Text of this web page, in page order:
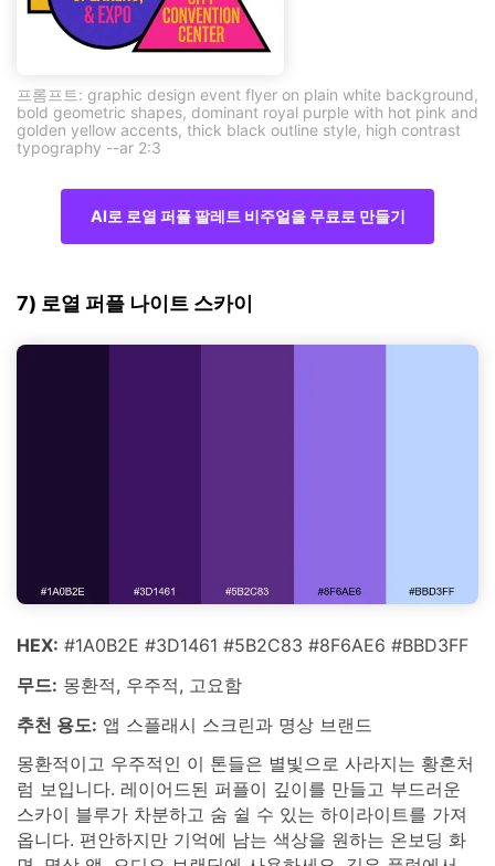
프롬프트: graphic design event flyer on plain white background,
bold geometric shapes, dominant royal purple with hot pink and
golden yellow accents, thick black outline style, high contrast
typography --ar 2:3
AI로 로열 퍼플 팔레트 비주얼을 무료로 만들기
7) 로열 퍼플 나이트 스카이
HEX: #1A0B2E #3D1461 #5B2C83 #8F6AE6 #BBD3FF
무드: 몽환적, 우주적, 고요함
추천 용도: 앱 스플래시 스크린과 명상 브랜드
몽환적이고 우주적인 이 톤들은 별빛으로 사라지는 황혼처
럼 보입니다. 레이어드된 퍼플이 깊이를 만들고 부드러운
스카이 블루가 차분하고 숨 쉴 수 있는 하이라이트를 가져
옵니다. 편안하지만 기억에 남는 색상을 원하는 온보딩 화